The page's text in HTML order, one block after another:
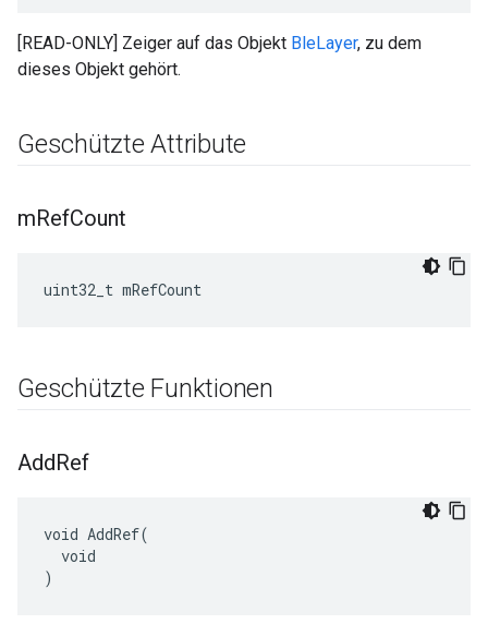
[READ-ONLY] Zeiger auf das Objekt BleLayer, zu dem
dieses Objekt gehört.
Geschützte Attribute
mRefCount
uint32_t mRefCount
Geschützte Funktionen
AddRef
void AddRef(
  void
)